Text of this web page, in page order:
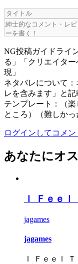
NG投稿ガイドライ
る」「クリエイタ
現」
ネタバレについて
レを含みます」と記
テンプレート：（
ところ）（難しかっ
ログインしてコメン
あなたにオ
Ｉ Ｆｅｅ
jagames
jagames
Ｉ Ｆｅｅｌ